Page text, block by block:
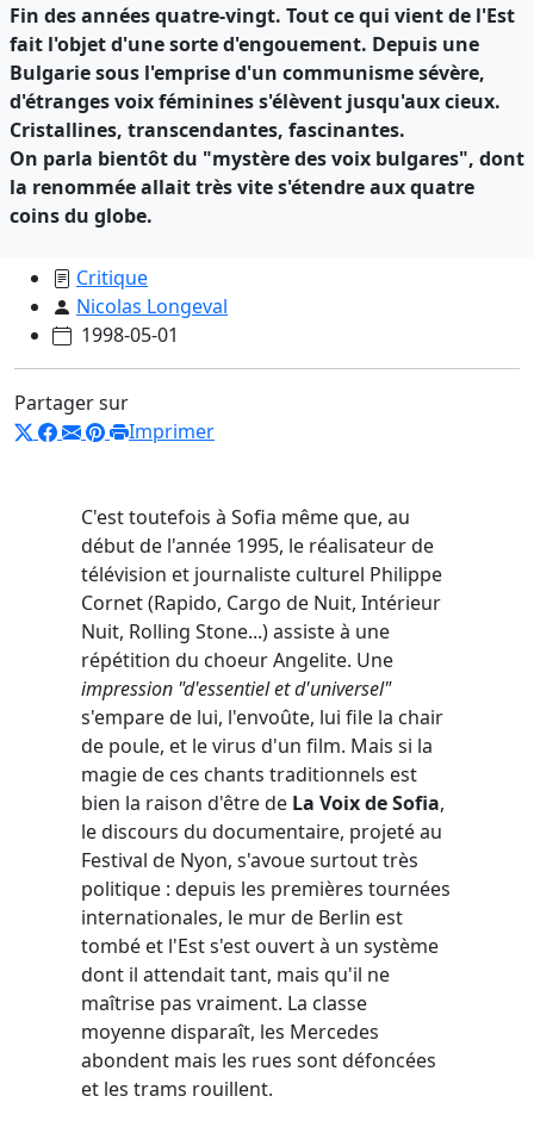
Fin des années quatre-vingt. Tout ce qui vient de l'Est
fait l'objet d'une sorte d'engouement. Depuis une
Bulgarie sous l'emprise d'un communisme sévère,
d'étranges voix féminines s'élèvent jusqu'aux cieux.
Cristallines, transcendantes, fascinantes.
On parla bientôt du "mystère des voix bulgares", dont
la renommée allait très vite s'étendre aux quatre
coins du globe.
Critique
Nicolas Longeval
1998-05-01
Partager sur
Imprimer
C'est toutefois à Sofia même que, au
début de l'année 1995, le réalisateur de
télévision et journaliste culturel Philippe
Cornet (Rapido, Cargo de Nuit, Intérieur
Nuit, Rolling Stone...) assiste à une
répétition du choeur Angelite. Une
impression "d'essentiel et d'universel"
s'empare de lui, l'envoûte, lui file la chair
de poule, et le virus d'un film. Mais si la
magie de ces chants traditionnels est
bien la raison d'être de La Voix de Sofia,
le discours du documentaire, projeté au
Festival de Nyon, s'avoue surtout très
politique : depuis les premières tournées
internationales, le mur de Berlin est
tombé et l'Est s'est ouvert à un système
dont il attendait tant, mais qu'il ne
maîtrise pas vraiment. La classe
moyenne disparaît, les Mercedes
abondent mais les rues sont défoncées
et les trams rouillent.